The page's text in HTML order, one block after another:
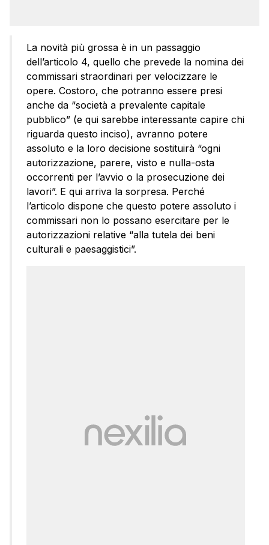
La novità più grossa è in un passaggio
dell’articolo 4, quello che prevede la nomina dei
commissari straordinari per velocizzare le
opere. Costoro, che potranno essere presi
anche da “società a prevalente capitale
pubblico” (e qui sarebbe interessante capire chi
riguarda questo inciso), avranno potere
assoluto e la loro decisione sostituirà “ogni
autorizzazione, parere, visto e nulla-osta
occorrenti per l’avvio o la prosecuzione dei
lavori”. E qui arriva la sorpresa. Perché
l’articolo dispone che questo potere assoluto i
commissari non lo possano esercitare per le
autorizzazioni relative “alla tutela dei beni
culturali e paesaggistici”.